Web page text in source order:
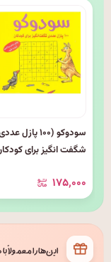
سودوکو (۱۰۰ پازل
شگفت انگیز برای
۱۷۵٬۰۰۰
این‌ها را معمولاً